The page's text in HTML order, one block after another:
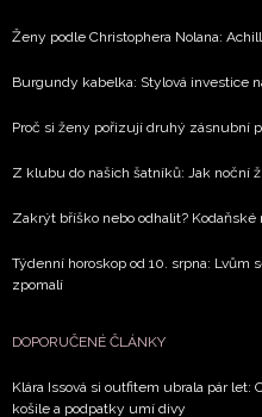
Přihlášením k newsletteru
potvrzujete, že jste se
ochrany soukromí-
vyhodnocení akce a
Chcete navíc dostávat i
soukromí BurdaMedia
Ženy podle Christophera Nolana:
Burgundy kabelka: Stylová investice
Proč si ženy pořizují druhý zásnubní
Z klubu do našich šatníků: Jak noční
Zakrýt bříško nebo odhalit?
Týdenní horoskop od 10. srpna: Lvům
zpomalí
DOPORUČENÉ ČLÁNKY
Klára Issová si outfitem ubrala pár let:
košile a podpatky umí divy